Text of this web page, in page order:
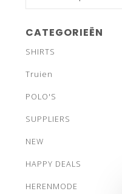
CATEGORIEËN
SHIRTS
Truien
POLO'S
SUPPLIERS
NEW
HAPPY DEALS
HERENMODE